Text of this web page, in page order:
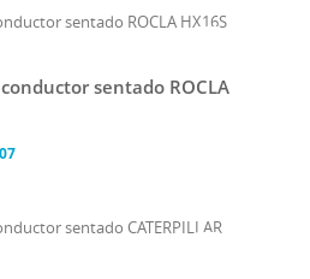
sentado ROCLA